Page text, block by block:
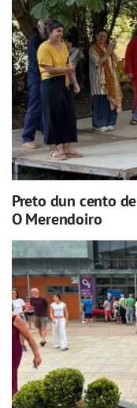
Preto dun cento
O Merendoiro